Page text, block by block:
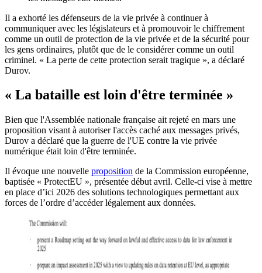
Il a exhorté les défenseurs de la vie privée à continuer à
communiquer avec les législateurs et à promouvoir le chiffrement
comme un outil de protection de la vie privée et de la sécurité pour
les gens ordinaires, plutôt que de le considérer comme un outil
criminel. « La perte de cette protection serait tragique », a déclaré
Durov.
« La bataille est loin d'être terminée »
Bien que l'Assemblée nationale française ait rejeté en mars une
proposition visant à autoriser l'accès caché aux messages privés,
Durov a déclaré que la guerre de l'UE contre la vie privée
numérique était loin d'être terminée.
Il évoque une nouvelle proposition de la Commission européenne,
baptisée « ProtectEU », présentée début avril. Celle-ci vise à mettre
en place d’ici 2026 des solutions technologiques permettant aux
forces de l’ordre d’accéder légalement aux données.